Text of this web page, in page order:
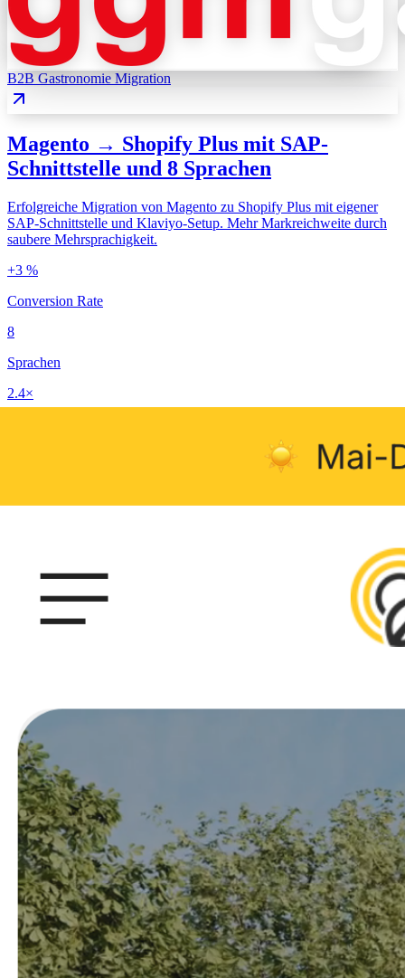
B2B Gastronomie Migration
Magento → Shopify Plus mit SAP-
Schnittstelle und 8 Sprachen
Erfolgreiche Migration von Magento zu Shopify Plus mit eigener
SAP-Schnittstelle und Klaviyo-Setup. Mehr Markreichweite durch
saubere Mehrsprachigkeit.
+3 %
Conversion Rate
8
Sprachen
2.4×